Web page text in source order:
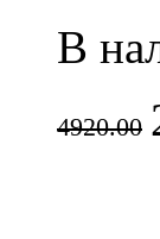
В
4920.00